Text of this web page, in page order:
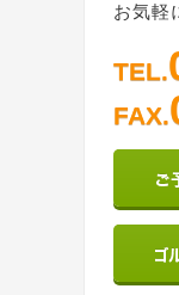
お気軽
TEL.
FAX.